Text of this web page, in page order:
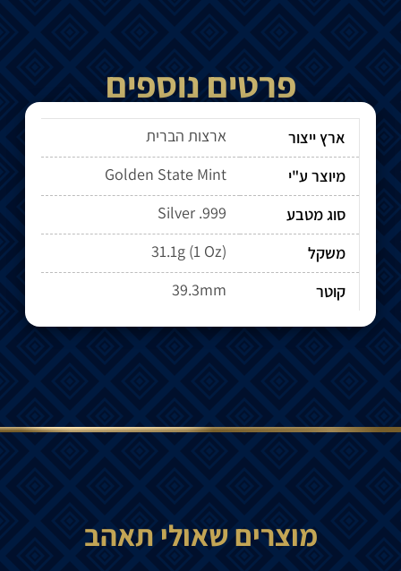
פרטים נוספים
ארץ ייצור
ארצות הברית
מיוצר ע"י
Golden State Mint
סוג מטבע
Silver .999
משקל
31.1g (1 Oz)
קוטר
39.3mm
מוצרים שאולי תאהב